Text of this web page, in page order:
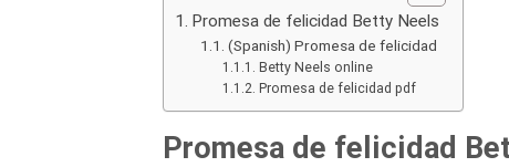
Promesa de felicidad Betty Neels
(Spanish) Promesa de felicidad
Betty Neels online
Promesa de felicidad pdf
Promesa de felicidad